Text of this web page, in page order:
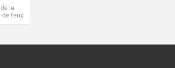
la
de feux
sont
à la